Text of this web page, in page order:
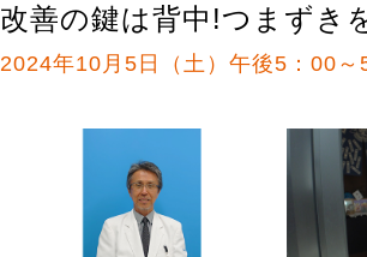
改善の鍵は背中!つまずき
2024年10月5日（土）午後5：00～